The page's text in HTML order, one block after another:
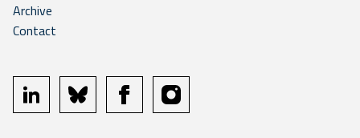
Archive
Contact
linkedin bluesky facebookinstagram